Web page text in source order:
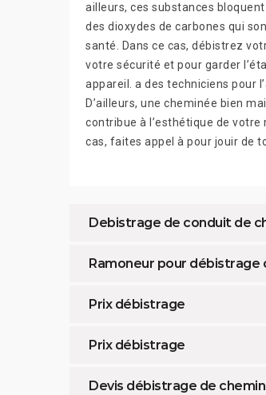
ailleurs, ces substances
des dioxydes de carbones qui
santé. Dans ce cas, débistrez
votre sécurité et pour garder
appareil. a des techniciens pour
D’ailleurs, une cheminée bien
contribue à l’esthétique de votre
cas, faites appel à pour jouir de
Debistrage de conduit de
Ramoneur pour débistrage
Prix débistrage
Prix débistrage
Devis débistrage de